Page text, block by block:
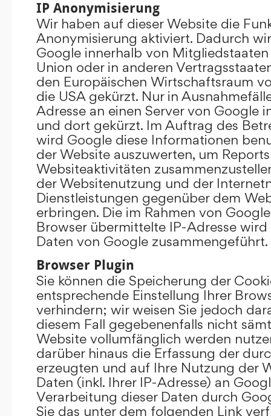
IP Anonymisierung
Wir haben auf dieser Website die
Anonymisierung aktiviert. Dadurch
Google innerhalb von
Union oder in anderen
den Europäischen Wirtschaftsraum
die USA gekürzt. Nur in
Adresse an einen Server von Google
und dort gekürzt. Im Auftrag des
wird Google diese Informationen
der Website auszuwerten, um
Websiteaktivitäten
der Websitenutzung und der
Dienstleistungen gegenüber dem
erbringen. Die im Rahmen von
Browser übermittelte IP-Adresse
Daten von Google zusammengeführt.
Browser Plugin
Sie können die Speicherung der
entsprechende Einstellung Ihrer
verhindern; wir weisen Sie jedoch
diesem Fall gegebenenfalls nicht
Website vollumfänglich werden
darüber hinaus die Erfassung der
erzeugten und auf Ihre Nutzung der
Daten (inkl. Ihrer IP-Adresse) an
Verarbeitung dieser Daten durch
Sie das unter dem folgenden Link